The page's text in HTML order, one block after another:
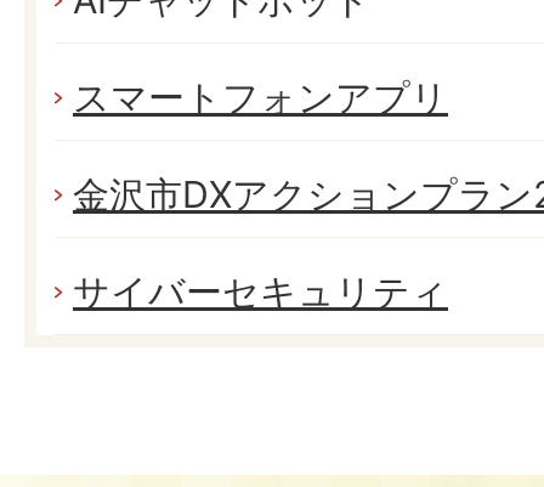
スマートフォンアプリ
金沢市DXアクションプラン
サイバーセキュリティ